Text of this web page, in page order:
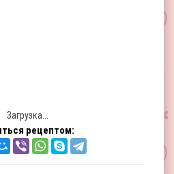
Загрузка...
рецептом: